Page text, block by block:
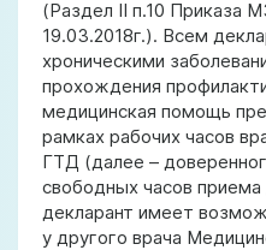
(Раздел II п.10 Приказа
19.03.2018г.). Всем
хроническими
прохождения
медицинская помощь
рамках рабочих часов
ГТД (далее –
свободных часов
декларант имеет
у другого врача